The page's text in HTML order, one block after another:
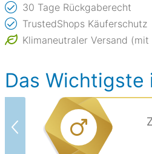
30 Tage Rückgaberecht
TrustedShops Käuferschutz
Klimaneutraler Versand (mit
Das